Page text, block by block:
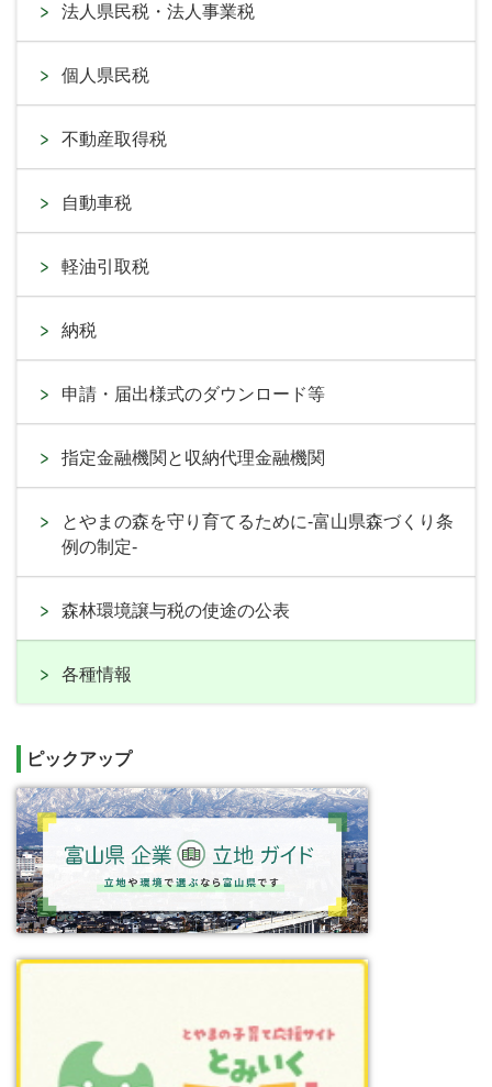
法人県民税・法人事業税
個人県民税
不動産取得税
自動車税
軽油引取税
納税
申請・届出様式のダウンロード等
指定金融機関と収納代理金融機関
とやまの森を守り育てるために-富山県森づくり条
例の制定-
森林環境譲与税の使途の公表
各種情報
ピックアップ